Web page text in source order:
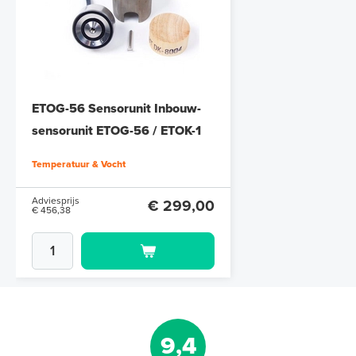
ETOG-56 Sensorunit Inbouw-
sensorunit ETOG-56 / ETOK-1
Temperatuur & Vocht
Adviesprijs
€ 456,38
€ 299,00
9,4